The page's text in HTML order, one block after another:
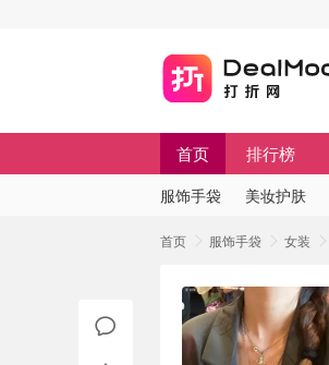
首页 排行榜
服饰手袋 美妆护肤
首页 服饰手袋 女装